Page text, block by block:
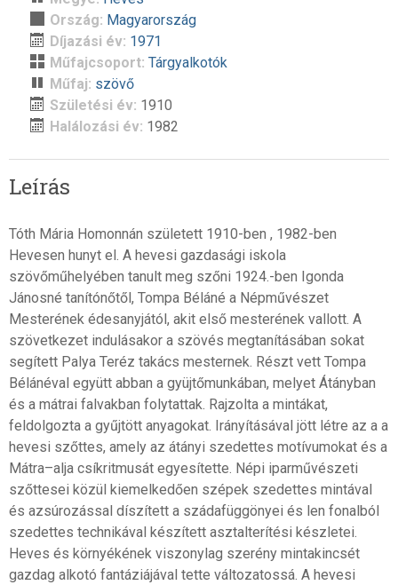
Ország: Magyarország
Díjazási év: 1971
Műfajcsoport: Tárgyalkotók
Műfaj: szövő
Születési év: 1910
Halálozási év: 1982
Leírás
Tóth Mária Homonnán született 1910-ben , 1982-ben
Hevesen hunyt el. A hevesi gazdasági iskola
szövőműhelyében tanult meg szőni 1924.-ben Igonda
Jánosné tanítónőtől, Tompa Béláné a Népművészet
Mesterének édesanyjától, akit első mesterének vallott. A
szövetkezet indulásakor a szövés megtanításában sokat
segített Palya Teréz takács mesternek. Részt vett Tompa
Bélánéval együtt abban a gyüjtőmunkában, melyet Átányban
és a mátrai falvakban folytattak. Rajzolta a mintákat,
feldolgozta a gyűjtött anyagokat. Irányításával jött létre az a a
hevesi szőttes, amely az átányi szedettes motívumokat és a
Mátra–alja csíkritmusát egyesítette. Népi iparművészeti
szőttesei közül kiemelkedően szépek szedettes mintával
és azsúrozással díszített a szádafüggönyei és len fonalból
szedettes technikával készített asztalterítési készletei.
Heves és környékének viszonylag szerény mintakincsét
gazdag alkotó fantáziájával tette változatossá. A hevesi